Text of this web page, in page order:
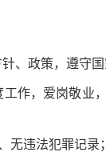
、政策，遵守
作，爱岗敬业
无违法犯罪记